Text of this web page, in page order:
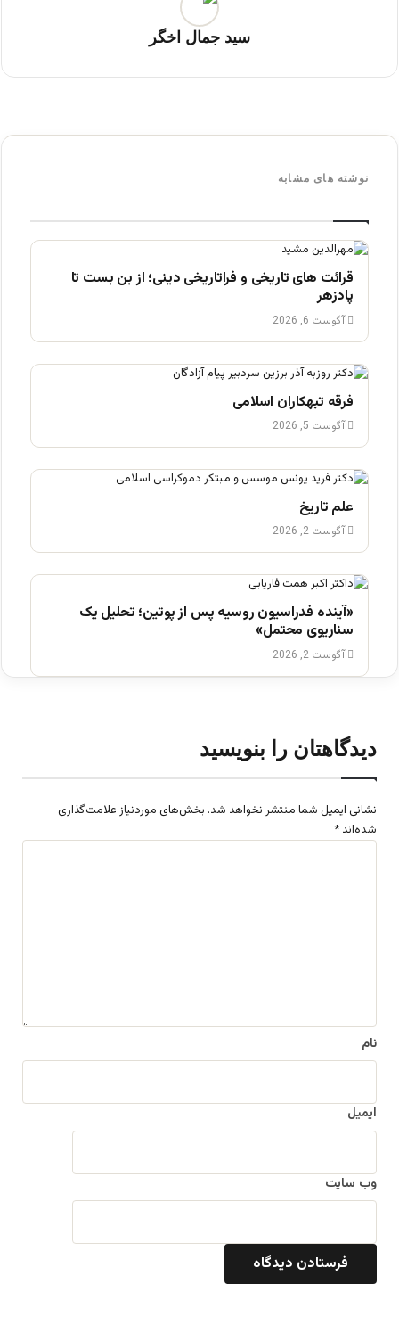
سید جمال اخگر
نوشته های مشابه
قرائت های تاریخی و فراتاریخی دینی؛ از بن بست تا
پادزهر
آگوست 6, 2026
فرقه تبهکاران اسلامی
آگوست 5, 2026
علم تاریخ
آگوست 2, 2026
«آینده فدراسیون روسیه پس از پوتین؛ تحلیل یک
سناریوی محتمل»
آگوست 2, 2026
دیدگاهتان را بنویسید
نشانی ایمیل شما منتشر نخواهد شد. بخش‌های موردنیاز علامت‌گذاری
شده‌اند *
نام
ایمیل
وب‌ سایت